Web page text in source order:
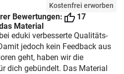
Kostenfrei erworben
Bewertungen:
17
Material
eduki verbesserte Qualitäts-
jedoch kein Feedback aus
geht, haben wir die
dich gebündelt. Das Material